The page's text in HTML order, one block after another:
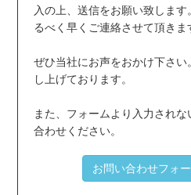
入の上、送信をお願い致しま
るべく早くご連絡させて頂きま
ぜひ当社にお声をおかけ下さ
し上げております。
また、フォームより入力され
合わせください。
お問い合わせフォ